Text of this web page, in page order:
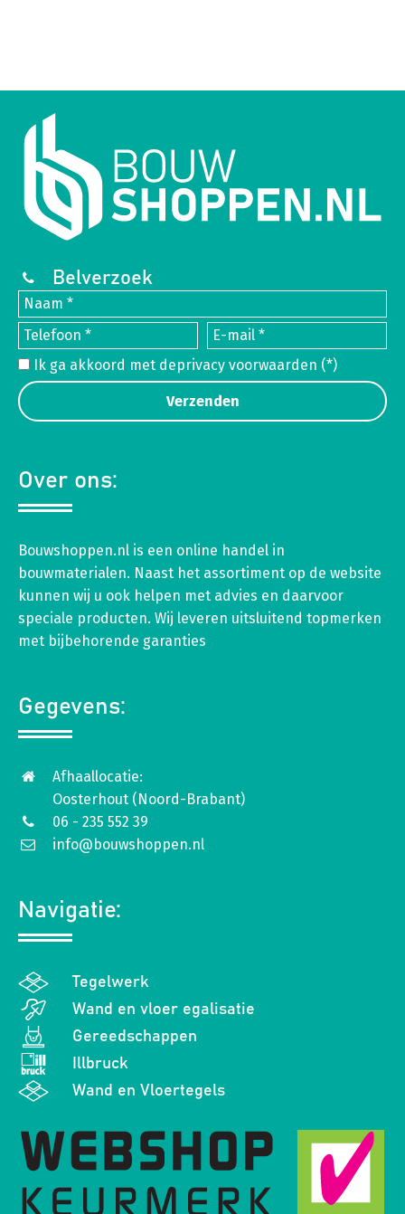
Belverzoek
Ik ga akkoord met deprivacy voorwaarden (*)
Over ons:
Bouwshoppen.nl is een online handel in
bouwmaterialen. Naast het assortiment op de website
kunnen wij u ook helpen met advies en daarvoor
speciale producten. Wij leveren uitsluitend topmerken
met bijbehorende garanties
Gegevens:
Afhaallocatie:
Oosterhout (Noord-Brabant)
06 - 235 552 39
info@bouwshoppen.nl
Navigatie:
Tegelwerk
Wand en vloer egalisatie
Gereedschappen
Illbruck
Wand en Vloertegels